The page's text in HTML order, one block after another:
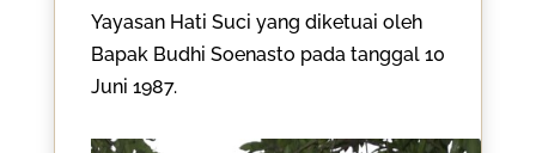
Yayasan Hati Suci yang diketuai oleh
Bapak Budhi Soenasto pada tanggal 10
Juni 1987.